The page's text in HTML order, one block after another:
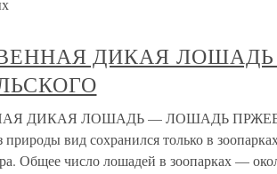
ДИКАЯ
ДИКАЯ ЛОШАДЬ — ЛОШАДЬ
вид сохранился только в
Общее число лошадей в зоопарках —